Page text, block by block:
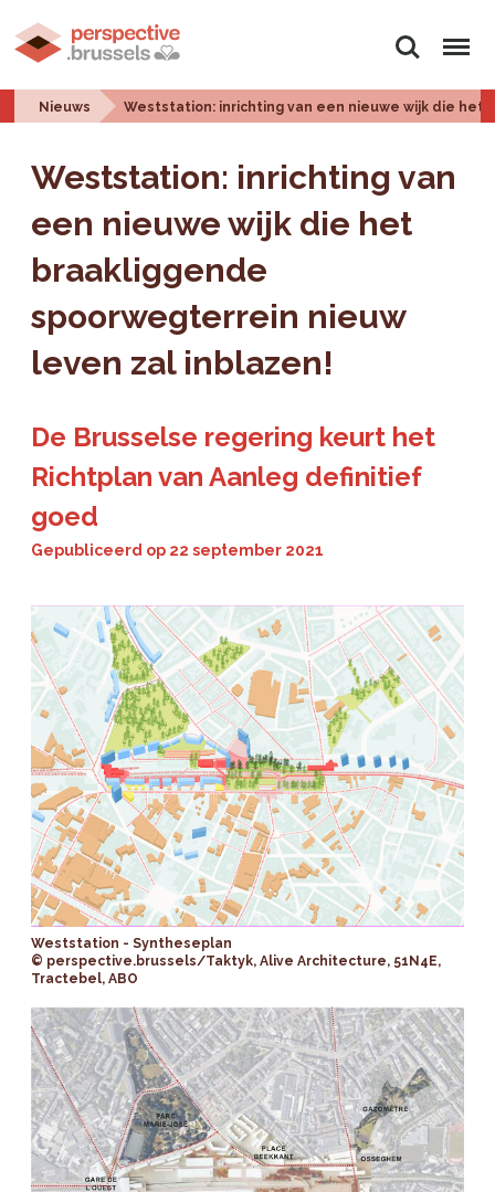
Zoeken Menu
Nieuws Weststation: inrichting van een nieuwe wijk die
Weststation: inrichting van
een nieuwe wijk die het
braakliggende
spoorwegterrein nieuw
leven zal inblazen!
De Brusselse regering keurt het
Richtplan van Aanleg definitief
goed
Gepubliceerd op 22 september 2021
Weststation - Syntheseplan
© perspective.brussels/Taktyk, Alive Architecture, 51N4E,
Tractebel, ABO